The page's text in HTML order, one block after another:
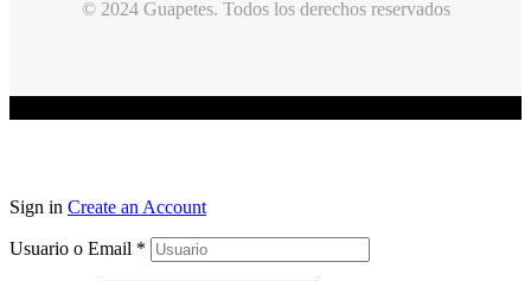
© 2024 Guapetes. Todos los derechos reservados
Sign in Create an Account
Usuario o Email *